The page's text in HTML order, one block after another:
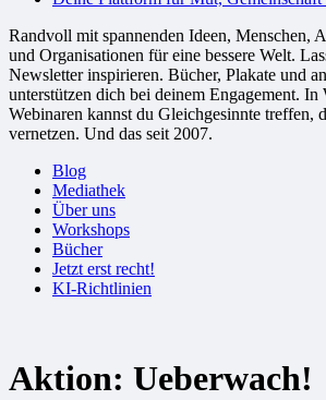
Randvoll mit spannenden Ideen, Menschen,
und Organisationen für eine bessere Welt.
Newsletter inspirieren. Bücher, Plakate und
unterstützen dich bei deinem Engagement. In
Webinaren kannst du Gleichgesinnte treffen,
vernetzen. Und das seit 2007.
Blog
Mediathek
Über uns
Workshops
Bücher
Jetzt erst recht!
KI-Richtlinien
Aktion: Ueberwach!